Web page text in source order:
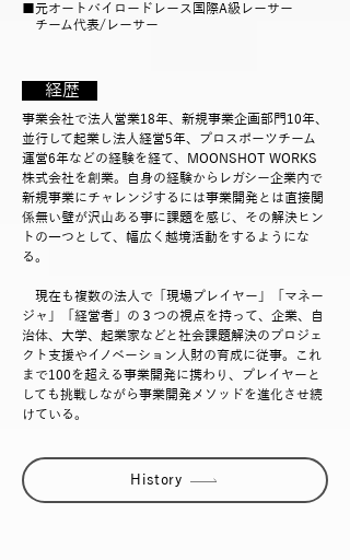
■元オートバイロードレース国際A級レーサー
チーム代表/レーサー
経歴
事業会社で法人営業18年、新規事業企画部門10年、
並行して起業し法人経営5年、プロスポーツチーム
運営6年などの経験を経て、MOONSHOT WORKS
株式会社を創業。自身の経験からレガシー企業内で
新規事業にチャレンジするには事業開発とは直接関
係無い壁が沢山ある事に課題を感じ、その解決ヒン
トの一つとして、幅広く越境活動をするようにな
る。
現在も複数の法人で「現場プレイヤー」「マネー
ジャ」「経営者」の３つの視点を持って、企業、自
治体、大学、起業家などと社会課題解決のプロジェ
クト支援やイノベーション人財の育成に従事。これ
まで100を超える事業開発に携わり、プレイヤーと
しても挑戦しながら事業開発メソッドを進化させ続
けている。
History